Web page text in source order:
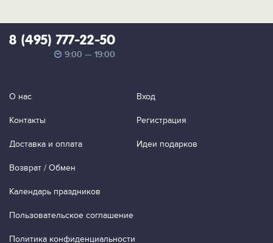
8 (495) 777-22-50
9:00 — 19:00
О нас
Контакты
Доставка и оплата
Возврат / Обмен
Календарь праздников
Пользовательское соглашение
Политика конфиденциальности
Вход
Регистрация
Идеи подарков